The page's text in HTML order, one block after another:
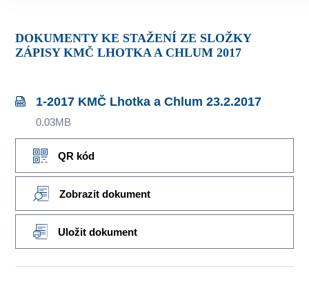
DOKUMENTY KE STAŽENÍ ZE SLOŽKY
ZÁPISY KMČ LHOTKA A CHLUM 2017
1-2017 KMČ Lhotka a Chlum 23.2.2017
0.03MB
QR kód
Zobrazit dokument
Uložit dokument